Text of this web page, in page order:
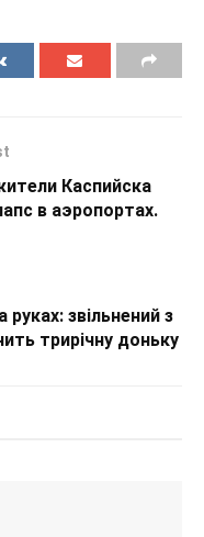
Каспийска
в аэропортах.
звільнений з
трирічну доньку